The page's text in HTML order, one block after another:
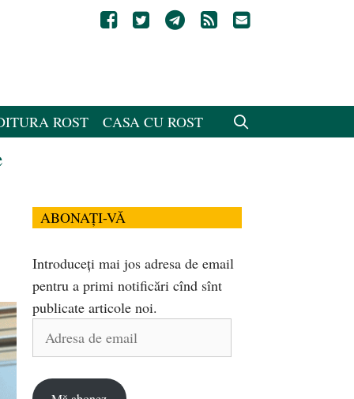
ROST CASA CU ROST
ABONAȚI-VĂ
Introduceți mai jos adresa de email
pentru a primi notificări cînd sînt
publicate articole noi.
Adresa